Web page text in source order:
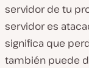
servidor de tu
servidor es
significa que
también puede